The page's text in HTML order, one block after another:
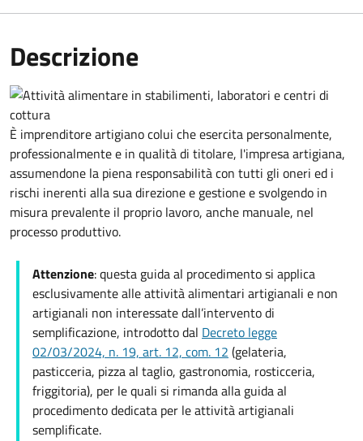
Descrizione
È imprenditore artigiano colui che esercita personalmente,
professionalmente e in qualità di titolare, l'impresa artigiana,
assumendone la piena responsabilità con tutti gli oneri ed i
rischi inerenti alla sua direzione e gestione e svolgendo in
misura prevalente il proprio lavoro, anche manuale, nel
processo produttivo.
Attenzione: questa guida al procedimentosi applica
esclusivamente alle attività alimentari artigianali e non
artigianali non interessate dall’intervento di
semplificazione, introdotto dal Decreto legge
02/03/2024, n. 19, art. 12, com. 12 (gelateria,
pasticceria, pizza al taglio, gastronomia, rosticceria,
friggitoria), per le quali si rimanda alla guida al
procedimento dedicata per le attività artigianali
semplificate.